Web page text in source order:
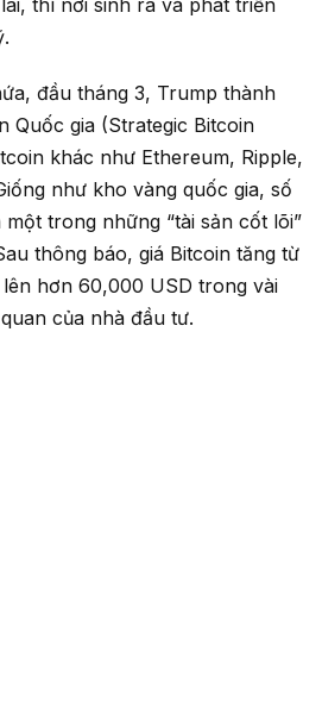
đầu tháng 3, Trump thành
Quốc gia (Strategic Bitcoin
khác như Ethereum, Ripple,
như kho vàng quốc gia, số
trong những “tài sản cốt lõi”
thông báo, giá Bitcoin tăng từ
hơn 60,000 USD trong vài
của nhà đầu tư.